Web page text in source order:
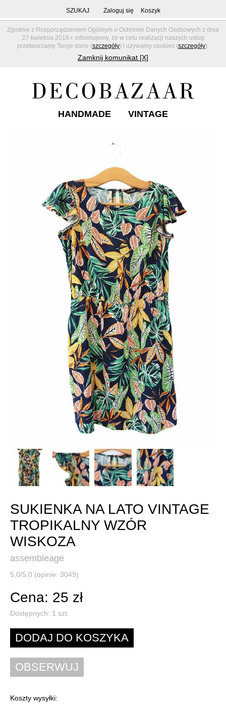
Zgodnie z Rozporządzeniem Ogólnym o Ochronie Danych Osobowych z dnia
27 kwietnia 2016 r. informujemy, że w celu realizacji naszych usług
przetwarzamy Twoje dane (szczegóły) i używamy cookies (szczegóły).
Zamknij komunikat [X]
SZUKAJ Zaloguj się Koszyk
HANDMADE VINTAGE
SUKIENKA NA LATO VINTAGE
TROPIKALNY WZÓR
WISKOZA
assembleage
5,0/5,0 (opinie: 3049)
Cena: 25 zł
Dostępnych: 1 szt.
Koszty wysyłki: